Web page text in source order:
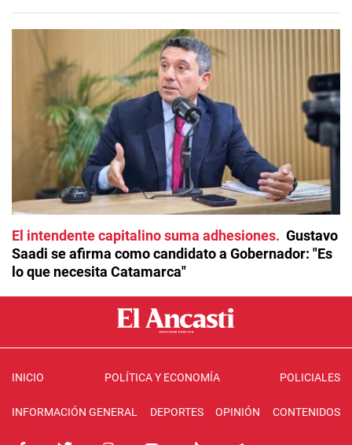
El intendente capitalino suma adhesiones
Gustavo
Saadi se afirma como candidato a Gobernador: "Es
lo que necesita Catamarca"
INICIO POLÍTICA Y ECONOMÍA POLICIALES
INFORMACIÓN GENERAL DEPORTES OPINIÓN CONTENIDOS